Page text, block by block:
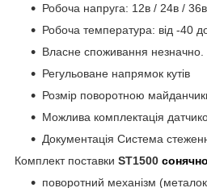
Робоча напруга: 12в / 24в /
Робоча температура: від -40
Власне споживання незначно.
Регульоване напрямок кутів
Розмір поворотною
Можлива комплектація
Документація Система
Комплект поставки ST1500
поворотний механізм